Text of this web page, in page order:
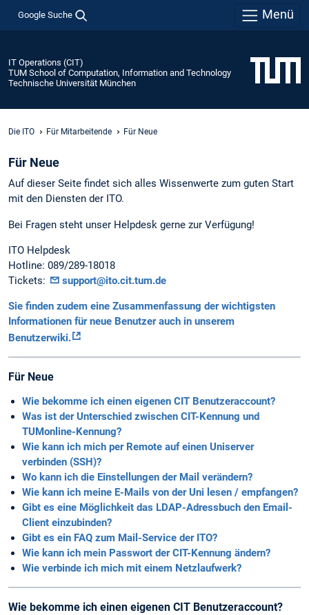
Google Suche Menü
IT Operations (CIT)
TUM School of Computation, Information and Technology
Technische Universität München
Die ITO Für Mitarbeitende Für Neue
Für Neue
Auf dieser Seite findet sich alles Wissenwerte zum guten Start
mit den Diensten der ITO.
Bei Fragen steht unser Helpdesk gerne zur Verfügung!
ITO Helpdesk
Hotline: 089/289-18018
Tickets:
support@ito.cit.tum.de
Sie finden zudem eine Zusammenfassung der wichtigsten
Informationen für neue Benutzer auch in unserem
Benutzerwiki.
Für Neue
Wie bekomme ich einen eigenen CIT Benutzeraccount?
Was ist der Unterschied zwischen CIT-Kennung und
TUMonline-Kennung?
Wie kann ich mich per Remote auf einen Uniserver
verbinden (SSH)?
Wo kann ich die Einstellungen der Mail verändern?
Wie kann ich meine E-Mails von der Uni lesen / empfangen?
Gibt es eine Möglichkeit das LDAP-Adressbuch den Email-
Client einzubinden?
Gibt es ein FAQ zum Mail-Service der ITO?
Wie kann ich mein Passwort der CIT-Kennung ändern?
Wie verbinde ich mich mit einem Netzlaufwerk?
Wie bekomme ich einen eigenen CIT Benutzeraccount?